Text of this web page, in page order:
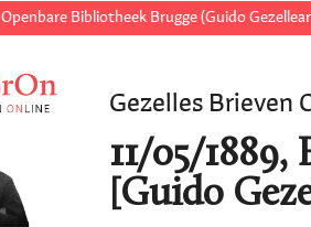
Openbare Bibliotheek Brugge (Guido
Gezelles Brieven
11/05/
[Guido